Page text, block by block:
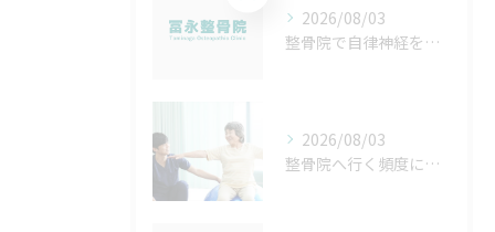
2026/08/03
整骨院で自律神経を整える方法と北海道帯広市松前郡松前町で安心して通院するコツ
2026/08/03
整骨院へ行く頻度について